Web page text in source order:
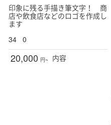
印象に残る手描き筆文字！ 商
店や飲食店などのロゴを作成し
ます
34
0
20,000 円~ 内容